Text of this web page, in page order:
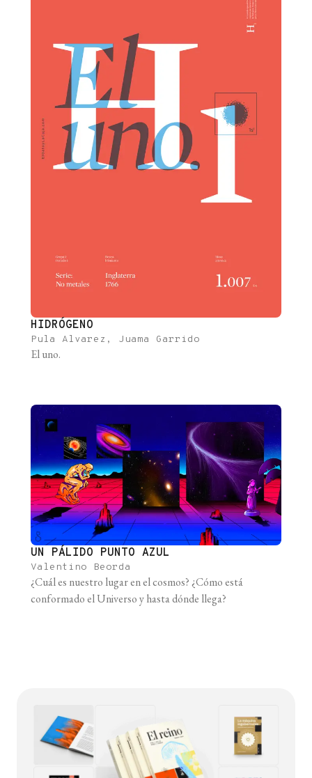
HIDRÓGENO
Pula Alvarez, Juama Garrido
El uno.
UN PÁLIDO PUNTO AZUL
Valentino Beorda
¿Cuál es nuestro lugar en el cosmos? ¿Cómo está
conformado el Universo y hasta dónde llega?